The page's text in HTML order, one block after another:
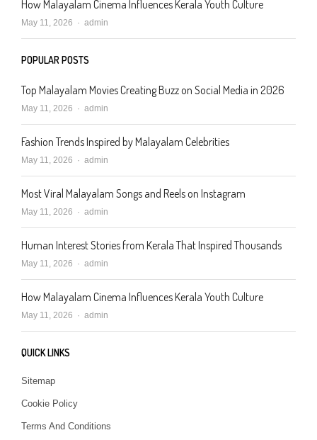
How Malayalam Cinema Influences Kerala Youth Culture
May 11, 2026 Author
admin
POPULAR POSTS
Top Malayalam Movies Creating Buzz on Social Media in 2026
May 11, 2026 Author
admin
Fashion Trends Inspired by Malayalam Celebrities
May 11, 2026 Author
admin
Most Viral Malayalam Songs and Reels on Instagram
May 11, 2026 Author
admin
Human Interest Stories from Kerala That Inspired Thousands
May 11, 2026 Author
admin
How Malayalam Cinema Influences Kerala Youth Culture
May 11, 2026 Author
admin
QUICK LINKS
Sitemap
Cookie Policy
Terms And Conditions